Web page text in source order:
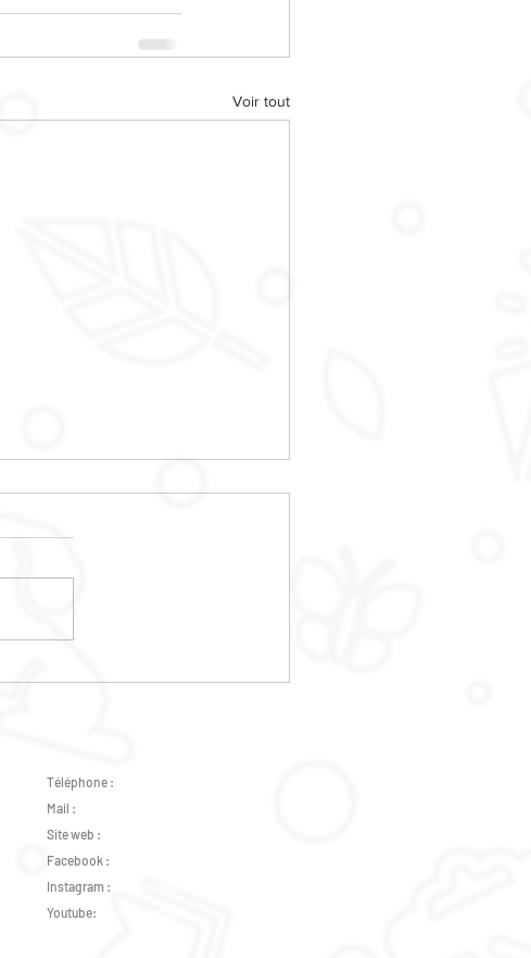
Voir tout
CAFE DES HABITANTS
Téléphone :
Mail :
Site web :
Facebook :
Instagram :
Youtube: